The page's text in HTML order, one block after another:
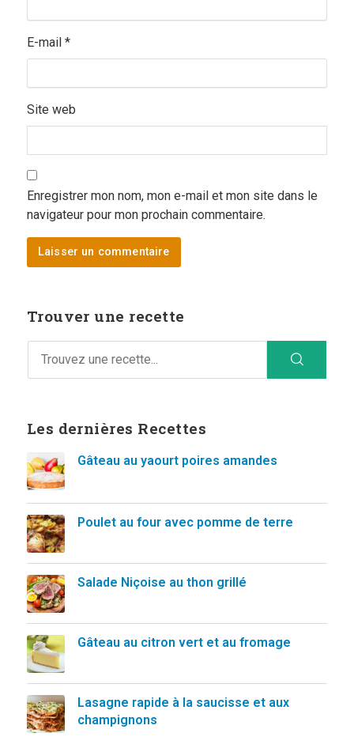
E-mail *
Site web
Enregistrer mon nom, mon e-mail et mon site dans le
navigateur pour mon prochain commentaire.
Trouver une recette
Les dernières Recettes
Gâteau au yaourt poires amandes
Poulet au four avec pomme de terre
Salade Niçoise au thon grillé
Gâteau au citron vert et au fromage
Lasagne rapide à la saucisse et aux
champignons